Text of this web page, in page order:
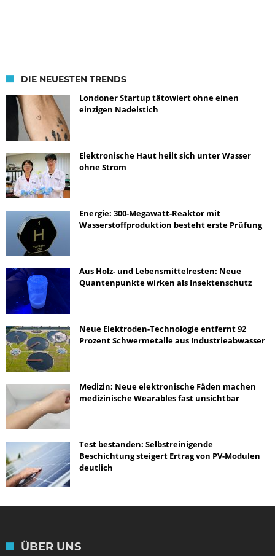
DIE NEUESTEN TRENDS
Londoner Startup tätowiert ohne einen
einzigen Nadelstich
Elektronische Haut heilt sich unter Wasser
ohne Strom
Energie: 300-Megawatt-Reaktor mit
Wasserstoffproduktion besteht erste Prüfung
Aus Holz- und Lebensmittelresten: Neue
Quantenpunkte wirken als Insektenschutz
Neue Elektroden-Technologie entfernt 92
Prozent Schwermetalle aus Industrieabwasser
Medizin: Neue elektronische Fäden machen
medizinische Wearables fast unsichtbar
Test bestanden: Selbstreinigende
Beschichtung steigert Ertrag von PV-Modulen
deutlich
ÜBER UNS